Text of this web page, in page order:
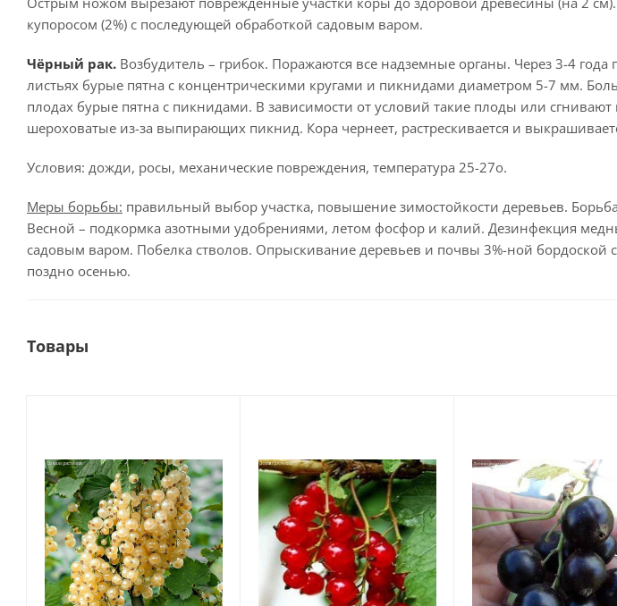
купоросом (2%) с последующей обработкой садовым варом.
Чёрный рак. Возбудитель – грибок. Поражаются все надземные органы. Через 3-4 года
листьях бурые пятна с концентрическими кругами и пикнидами диаметром 5-7 мм.
плодах бурые пятна с пикнидами. В зависимости от условий такие плоды или
шероховатые из-за выпирающих пикнид. Кора чернеет, растрескивается и
Условия: дожди, росы, механические повреждения, температура 25-27о.
Меры борьбы: правильный выбор участка, повышение зимостойкости деревьев.
Весной – подкормка азотными удобрениями, летом фосфор и калий. Дезинфекция
садовым варом. Побелка стволов. Опрыскивание деревьев и почвы 3%-ной бордоской
поздно осенью.
Товары